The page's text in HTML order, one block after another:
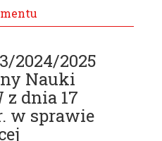
2024/2025
Nauki
z dnia 17
w sprawie